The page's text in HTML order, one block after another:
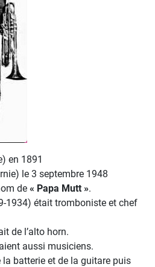
en 1891
le 3 septembre 1948
de « Papa Mutt ».
1934) était tromboniste et chef
de l’alto horn.
aussi musiciens.
batterie et de la guitare puis